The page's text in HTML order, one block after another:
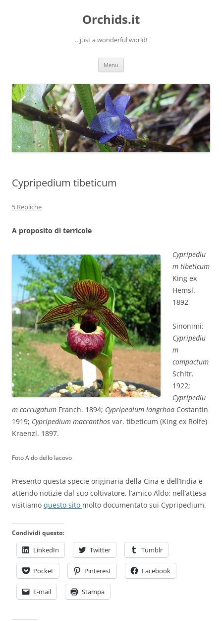
Orchids.it
…just a wonderful world!
Menu
Cypripedium tibeticum
5 Repliche
A proposito di terricole
Cypripediu
m tibeticum
King ex
Hemsl.
1892
Sinonimi:
Cypripediu
m
compactum
Schltr.
1922;
Cypripediu
m corrugatum Franch. 1894; Cypripedium langrhoa Costantin
1919; Cypripedium macranthos var. tibeticum (King ex Rolfe)
Kraenzl. 1897.
Foto Aldo dello Iacovo
Presento questa specie originaria della Cina e dell’India e
attendo notizie dal suo coltivatore, l’amico Aldo: nell’attesa
visitiamo questo sito molto documentato sui Cypripedium.
Condividi questo:
LinkedIn Twitter Tumblr
Pocket Pinterest Facebook
E-mail Stampa